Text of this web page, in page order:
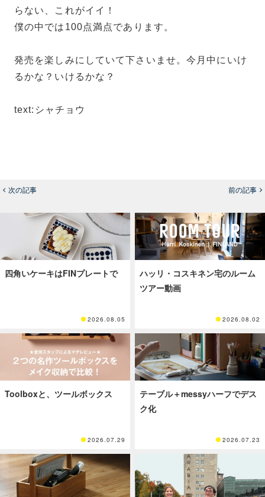
らない、これがイイ！
僕の中では100点満点であります。
発売を楽しみにしていて下さいませ。今月中にいけ
るかな？いけるかな？
text:シャチョウ
次の記事 前の記事
四角いケーキはFINプレートで
2026.08.05
ハッリ・コスキネン宅のルーム
ツアー動画
2026.08.02
Toolboxと、ツールボックス
2026.07.29
テーブル＋messyハーフでデス
ク化
2026.07.23